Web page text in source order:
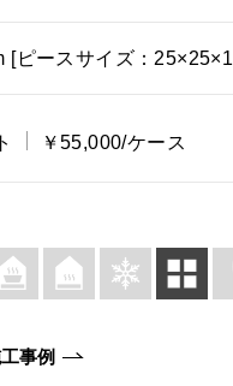
[ピースサイズ：
￥55,000/ケース
事例